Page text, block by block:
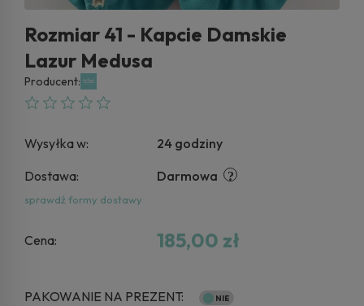
Rozmiar 41 - Kapcie Damskie
Lazur Medusa
Producent:
Wysyłka w:
24 godziny
Dostawa:
Darmowa
sprawdź formy dostawy
Cena: 185,00 zł
PAKOWANIE NA PREZENT: